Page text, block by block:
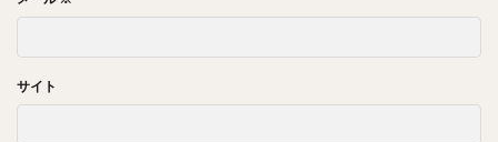
サイト